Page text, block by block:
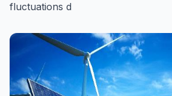
fluctuations d